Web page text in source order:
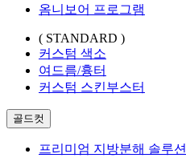
옴니보어 프로그램
( STANDARD )
커스텀 색소
여드름/흉터
커스텀 스킨부스터
골드컷
프리미엄 지방분해 솔루션